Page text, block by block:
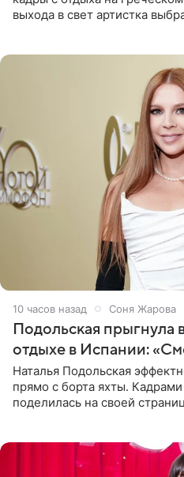
выхода в свет артистка
10 часов назад Соня Жарова
Подольская прыгнула
отдыхе в Испании:
Наталья Подольская
прямо с борта яхты. Кадрами
поделилась на своей